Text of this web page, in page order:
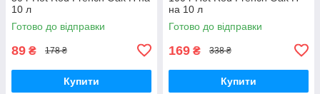
10 л
Готово до відправки
89 ₴ 178 ₴
Купити
на 10 л
Готово до відправки
169 ₴ 338 ₴
Купити